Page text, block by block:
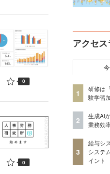
0
0
アクセ
1
研修は
験学習
2
生成AI
業務効
3
給与シ
システ
イント